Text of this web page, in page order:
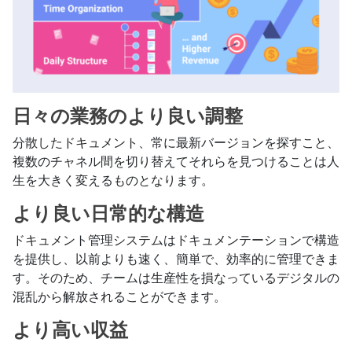
日々の業務のより良い調整
分散したドキュメント、常に最新バージョンを探すこと、
複数のチャネル間を切り替えてそれらを見つけることは人
生を大きく変えるものとなります。
より良い日常的な構造
ドキュメント管理システムはドキュメンテーションで構造
を提供し、以前よりも速く、簡単で、効率的に管理できま
す。そのため、チームは生産性を損なっているデジタルの
混乱から解放されることができます。
より高い収益